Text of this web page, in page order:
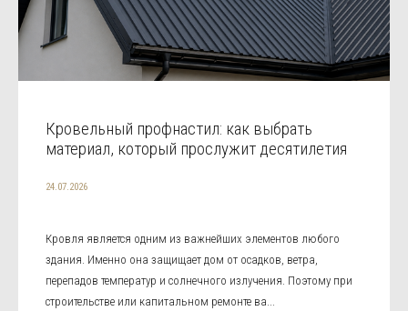
Кровельный профнастил: как выбрать
материал, который прослужит десятилетия
24.07.2026
Кровля является одним из важнейших элементов любого
здания. Именно она защищает дом от осадков, ветра,
перепадов температур и солнечного излучения. Поэтому при
строительстве или капитальном ремонте ва...